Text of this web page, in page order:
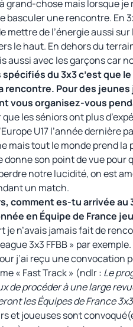
grand-chose mais lorsque
basculer une rencontre. En
mettre de l’énergie aussi
le haut. En dehors du
aussi avec les garçons car
spécifiés du 3x3 c’est que
rencontre. Pour des
vous organisez-vous
que les séniors ont plus
U17 l’année dernière
mais tout le monde prend
donne son point de vue pour
notre lucidité, on est
un match.
comment es-tu arrivée
en Équipe de France
je n’avais jamais fait de
3x3 FFBB » par
j’ai reçu une convocation
« Fast Track » (ndlr : Le
de procéder à une large
les Équipes de France 3x3
et joueuses sont